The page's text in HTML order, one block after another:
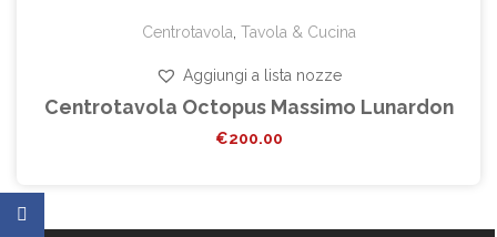
Centrotavola Tavola & Cucina
Aggiungi a lista nozze
Centrotavola Octopus Massimo Lunardon
€200.00